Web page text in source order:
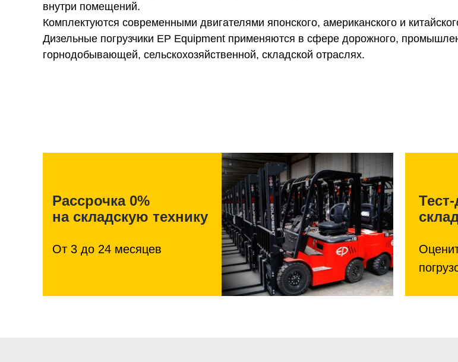
внутри помещений.
Комплектуются современными двигателями японского, американского и
Дизельные погрузчики EP Equipment применяются в сфере дорожного,
горнодобывающей, сельскохозяйственной, складской отраслях.
Рассрочка 0%
на складскую технику
От 3 до 24 месяцев